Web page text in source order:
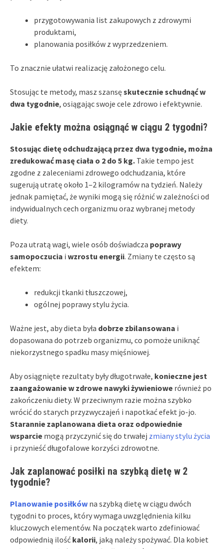
przygotowywania list zakupowych z zdrowymi
produktami,
planowania posiłków z wyprzedzeniem.
To znacznie ułatwi realizację założonego celu.
Stosując te metody, masz szansęskutecznie schudnąć w
dwa tygodnie, osiągając swoje cele zdrowo i efektywnie.
Jakie efekty można osiągnąć w ciągu 2 tygodni?
Stosując dietę odchudzającą przez dwa tygodnie, można
zredukować masę ciała o 2 do 5 kg. Takie tempo jest
zgodne z zaleceniami zdrowego odchudzania, które
sugerują utratę około 1–2 kilogramów na tydzień. Należy
jednak pamiętać, że wyniki mogą się różnić w zależności od
indywidualnych cech organizmu oraz wybranej metody
diety.
Poza utratą wagi, wiele osób doświadcza poprawy
samopoczucia i wzrostu energii. Zmiany te często są
efektem:
redukcji tkanki tłuszczowej,
ogólnej poprawy stylu życia.
Ważne jest, aby dieta była dobrze zbilansowana i
dopasowana do potrzeb organizmu, co pomoże uniknąć
niekorzystnego spadku masy mięśniowej.
Aby osiągnięte rezultaty były długotrwałe, konieczne jest
zaangażowanie w zdrowe nawyki żywieniowe również po
zakończeniu diety. W przeciwnym razie można szybko
wrócić do starych przyzwyczajeń i napotkać efekt jo-jo.
Starannie zaplanowana dieta oraz odpowiednie
wsparcie mogą przyczynić się do trwałej zmiany stylu życia
i przynieść długofalowe korzyści zdrowotne.
Jak zaplanować posiłki na szybką dietę w 2
tygodnie?
Planowanie posiłków na szybką dietę w ciągu dwóch
tygodni to proces, który wymaga uwzględnienia kilku
kluczowych elementów. Na początek warto zdefiniować
odpowiednią ilość kalorii, jaką należy spożywać. Dla kobiet